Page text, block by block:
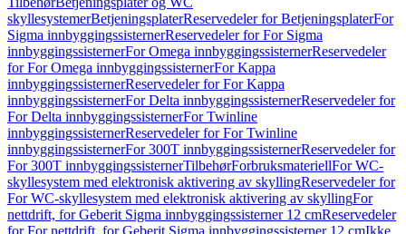
skyllesystemerBetjeningsplaterReservedeler for BetjeningsplaterFor
Sigma innbyggingssisternerReservedeler for For Sigma
innbyggingssisternerFor Omega innbyggingssisternerReservedeler
for For Omega innbyggingssisternerFor Kappa
innbyggingssisternerReservedeler for For Kappa
innbyggingssisternerFor Delta innbyggingssisternerReservedeler for
For Delta innbyggingssisternerFor Twinline
innbyggingssisternerReservedeler for For Twinline
innbyggingssisternerFor 300T innbyggingssisternerReservedeler for
For 300T innbyggingssisternerTilbehørForbruksmateriellFor WC-
skyllesystem med elektronisk aktivering av skyllingReservedeler for
For WC-skyllesystem med elektronisk aktivering av skyllingFor
nettdrift, for Geberit Sigma innbyggingssisterner 12 cmReservedeler
for For nettdrift, for Geberit Sigma innbyggingssisterner 12 cmIkke